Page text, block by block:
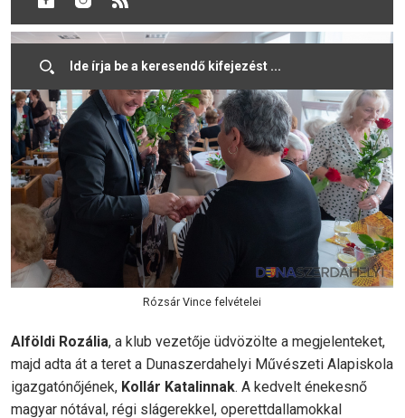
Rózsár Vince felvételei
Alföldi Rozália, a klub vezetője üdvözölte a megjelenteket,
majd adta át a teret a Dunaszerdahelyi Művészeti Alapiskola
igazgatónőjének, Kollár Katalinnak. A kedvelt énekesnő
magyar nótával, régi slágerekkel, operettdallamokkal